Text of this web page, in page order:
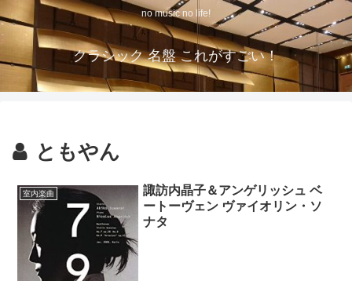
no music no life!
クラシック 名盤 これがすごい！
ともやん
室内楽曲
諏訪内晶子＆アンゲリッシュ ベ
ートーヴェン ヴァイオリン・ソ
ナタ